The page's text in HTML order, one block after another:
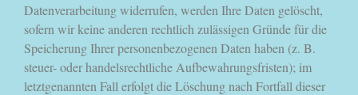
Datenverarbeitung widerrufen, werden Ihre Daten gelöscht,
sofern wir keine anderen rechtlich zulässigen Gründe für die
Speicherung Ihrer personenbezogenen Daten haben (z. B.
steuer- oder handelsrechtliche Aufbewahrungsfristen); im
letztgenannten Fall erfolgt die Löschung nach Fortfall dieser